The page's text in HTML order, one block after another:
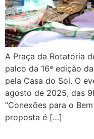
A Praça da Rotatória
palco da 16ª edição
pela Casa do Sol. O
agosto de 2025, das
“Conexões para o
proposta é […]